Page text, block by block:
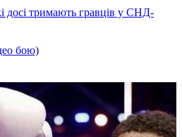
досі тримають гравців у СНД-
бою)